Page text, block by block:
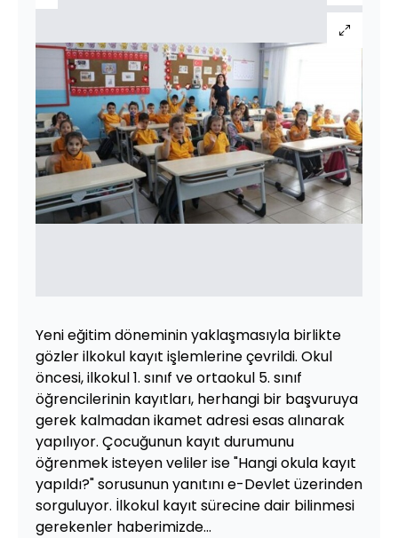
Yeni eğitim döneminin yaklaşmasıyla birlikte
gözler ilkokul kayıt işlemlerine çevrildi. Okul
öncesi, ilkokul 1. sınıf ve ortaokul 5. sınıf
öğrencilerinin kayıtları, herhangi bir başvuruya
gerek kalmadan ikamet adresi esas alınarak
yapılıyor. Çocuğunun kayıt durumunu
öğrenmek isteyen veliler ise "Hangi okula kayıt
yapıldı?" sorusunun yanıtını e-Devlet üzerinden
sorguluyor. İlkokul kayıt sürecine dair bilinmesi
gerekenler haberimizde...